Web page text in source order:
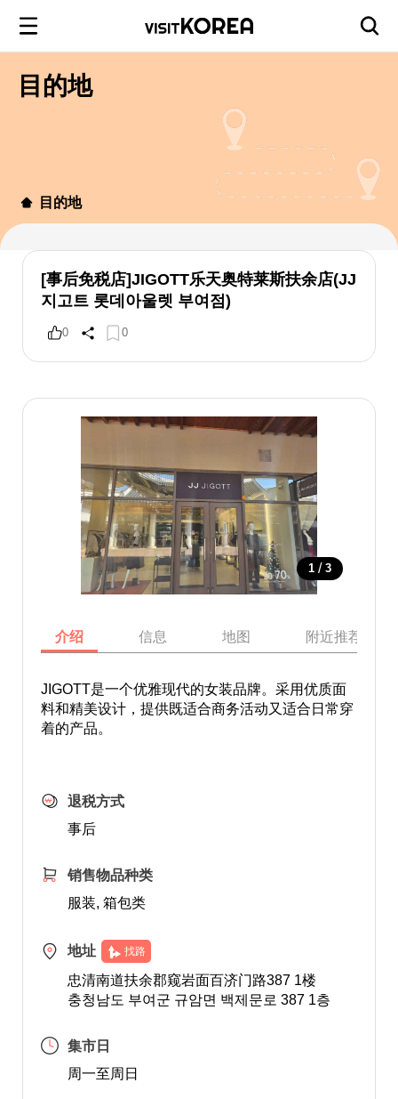
目的地
目的地
[事后免税店]JIGOTT乐天奥特莱斯扶余店(JJ
지고트 롯데아울렛 부여점)
0 0
1 / 3
介绍 信息 地图 附近推荐景点
JIGOTT是一个优雅现代的女装品牌。采用优质面
料和精美设计，提供既适合商务活动又适合日常穿
着的产品。
退税方式
事后
销售物品种类
服装, 箱包类
地址 找路
忠清南道扶余郡窥岩面百济门路387 1楼
충청남도 부여군 규암면 백제문로 387 1층
集市日
周一至周日